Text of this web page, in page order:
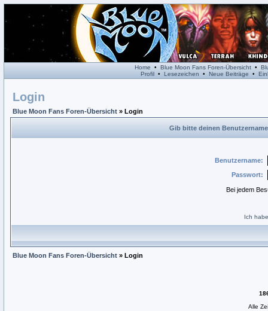
Home • Blue Moon Fans Foren-Übersicht•
Profil• Lesezeichen • Neue Beiträge •
Login
Blue Moon Fans Foren-Übersicht » Login
Gib bitte deinen
Benutzername:
Passwort:
Bei jedem
Ich
Blue Moon Fans Foren-Übersicht » Login
Alle